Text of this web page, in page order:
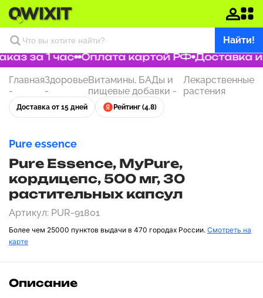
Найти!
за 1 час Оплата картой РФ Доставка
Главная
-
Здоровье
-
Витамины, БАДы и
пищевые добавки -
Лекарственные
растения
Доставка от 15 дней Рейтинг (4.8)
Pure essence
Pure Essence, MyPure,
кордицепс, 500 мг, 30
растительных капсул
Артикул: PUR-91801
Более чем 25000 пунктов выдачи в 470 городах России. Смотреть на
карте
Описание